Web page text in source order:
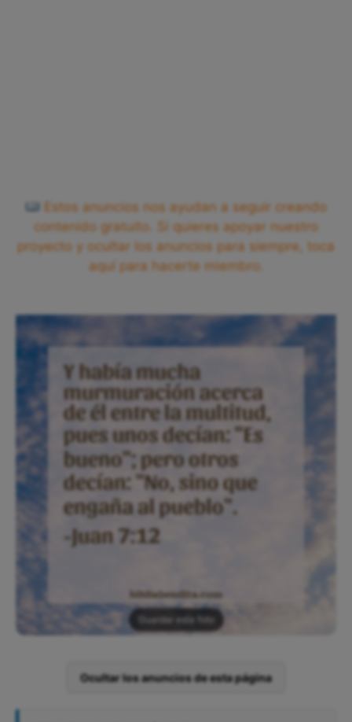
Estos anuncios nos ayudan a seguir creando
contenido gratuito. Si quieres apoyar nuestro
proyecto y ocultar los anuncios para siempre, toca
aquí para hacerte miembro.
Guardar esta foto
Ocultar los anuncios de esta página